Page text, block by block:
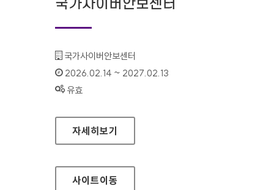
국가사이버안보센터
기관명 :
국가사이버안보센터
인증기간 :
2026.02.14 ~ 2027.02.13
상태 :
유효
국가사이버안보센터
자세히보기
사이트이동